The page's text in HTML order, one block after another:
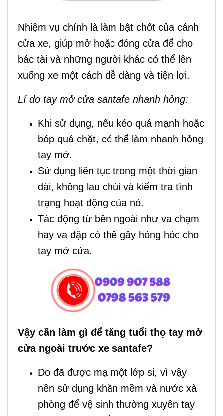
Nhiệm vụ chính là làm bật chốt của cánh
cửa xe, giúp mở hoặc đóng cửa để cho
bác tài và những người khác có thể lên
xuống xe một cách dễ dàng và tiện lợi.
Lí do tay mở cửa santafe nhanh hỏng:
Khi sử dụng, nếu kéo quá mạnh hoặc
bóp quá chặt, có thể làm nhanh hỏng
tay mở.
Sử dụng liên tục trong một thời gian
dài, không lau chùi và kiểm tra tình
trạng hoạt động của nó.
Tác động từ bên ngoài như va chạm
hay va đập có thể gây hỏng hóc cho
tay mở cửa.
Vậy cần làm gì để tăng tuổi thọ tay mở
cửa ngoài trước xe santafe?
Do đã được mạ một lớp si, vì vậy
nên sử dụng khăn mềm và nước xà
phòng để vệ sinh thường xuyên tay